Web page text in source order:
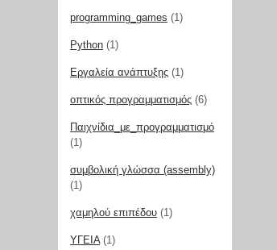
programming_games (1)
Python (1)
Εργαλεία ανάπτυξης (1)
οπτικός προγραμματισμός (6)
Παιχνίδια_με_προγραμματισμό
(1)
συμβολική γλώσσα (assembly)
(1)
χαμηλού επιπέδου (1)
ΥΓΕΙΑ(1)